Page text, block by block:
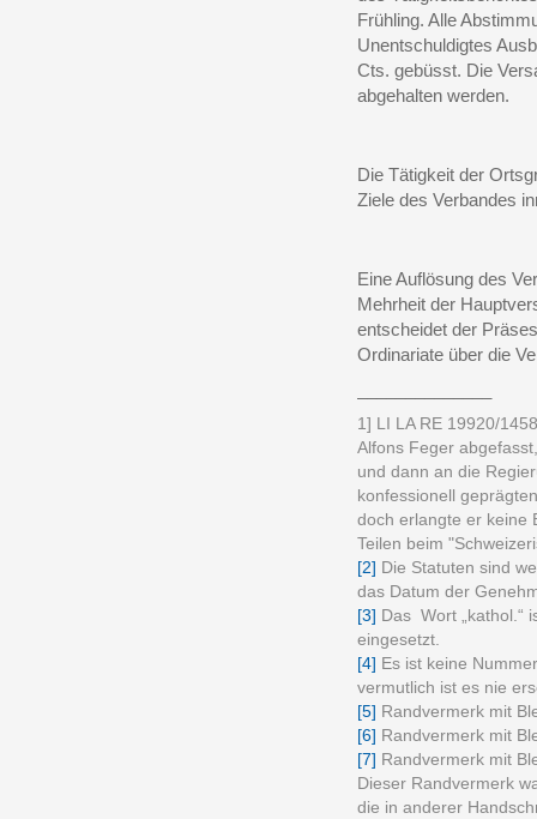
Frühling. Alle
Unentschuldigtes
Cts. gebüsst. Die
abgehalten werden.
Die Tätigkeit der
Ziele des Verbandes
Eine Auflösung des
Mehrheit der
entscheidet der
Ordinariate über die
1] LI LA RE 19920/
Alfons Feger
und dann an die
konfessionell
doch erlangte er keine
Teilen beim
[2] Die Statuten sind
das Datum der
[3] Das Wort „kathol.“
eingesetzt.
[4] Es ist keine
vermutlich ist es nie
[5] Randvermerk mit
[6] Randvermerk mit
[7] Randvermerk mit
Dieser Randvermerk
die in anderer